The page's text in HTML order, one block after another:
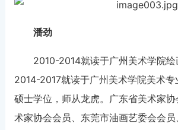
潘劲
2010-2014就读于广州美术学院绘
2014-2017就读于广州美术学院美术
硕士学位，师从龙虎。广东省美术家
术家协会会员、东莞市油画艺委会会